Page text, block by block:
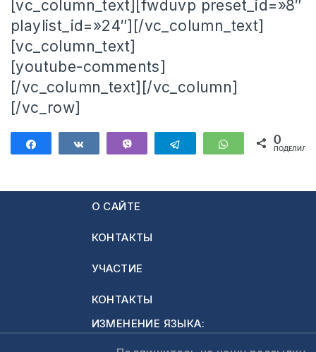
[vc_column_text][fwduvp preset_id=»8″
playlist_id=»24″][/vc_column_text]
[vc_column_text]
[youtube-comments]
[/vc_column_text][/vc_column]
[/vc_row]
ПоделитьсяПоделиться Telegram WhatsApp
0
О САЙТЕ
КОНТАКТЫ
УЧАСТИЕ
КОНТАКТЫ
ИЗМЕНЕНИЕ ЯЗЫКА: